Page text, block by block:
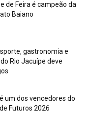
de Feira é campeão da
Baiano
gastronomia e
Rio Jacuípe deve
um dos vencedores do
Futuros 2026